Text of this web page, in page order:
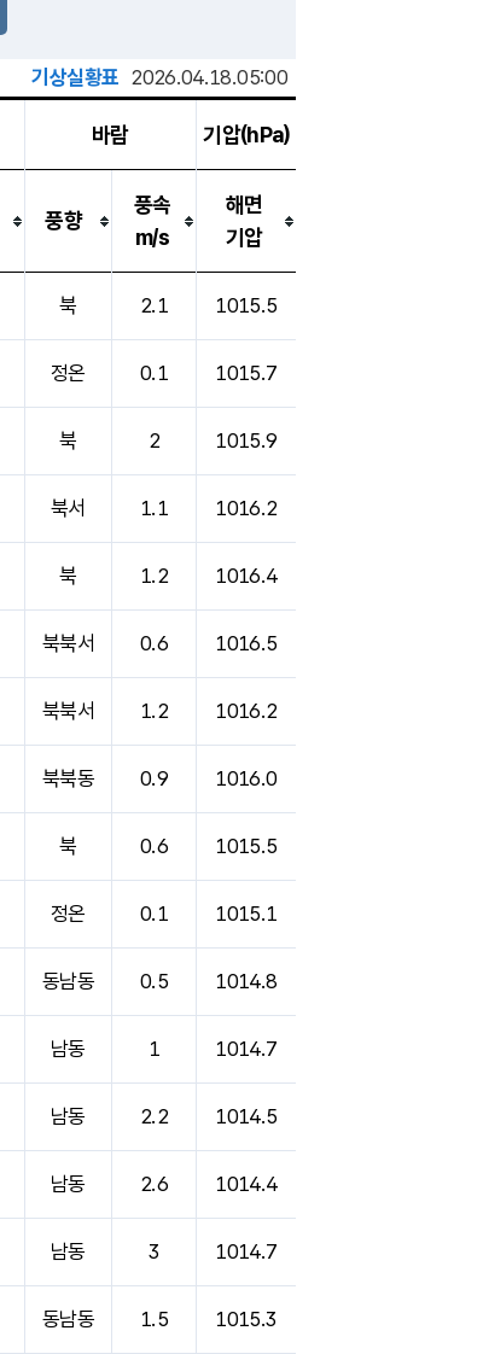
기상실황표 2026.04.18.05:00
바람 기압(hPa)
풍향
풍속
m/s
해면
기압
북 2.1 1015.5
정온 0.1 1015.7
북 2 1015.9
북서 1.1 1016.2
북 1.2 1016.4
북북서 0.6 1016.5
북북서 1.2 1016.2
북북동 0.9 1016.0
북 0.6 1015.5
정온 0.1 1015.1
동남동 0.5 1014.8
남동 1 1014.7
남동 2.2 1014.5
남동 2.6 1014.4
남동 3 1014.7
동남동 1.5 1015.3